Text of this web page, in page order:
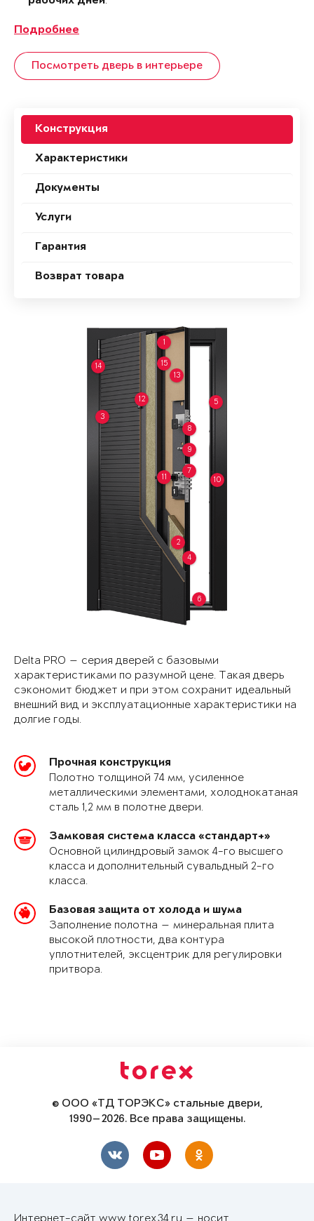
Подробнее
Посмотреть дверь в интерьере
Конструкция
Характеристики
Документы
Услуги
Гарантия
Возврат товара
1
2
3
4
5
6
7
8
9
10
11
12
13
14 15
Delta PRO — серия дверей с базовыми
характеристиками по разумной цене. Такая дверь
сэкономит бюджет и при этом сохранит идеальный
внешний вид и эксплуатационные характеристики на
долгие годы.
Прочная конструкция
Полотно толщиной 74 мм, усиленное
металлическими элементами, холоднокатаная
сталь 1,2 мм в полотне двери.
Замковая система класса «стандарт+»
Основной цилиндровый замок 4-го высшего
класса и дополнительный сувальдный 2-го
класса.
Базовая защита от холода и шума
Заполнение полотна — минеральная плита
высокой плотности, два контура
уплотнителей, эксцентрик для регулировки
притвора.
© ООО «ТД ТОРЭКС» стальные двери,
1990—2026. Все права защищены.